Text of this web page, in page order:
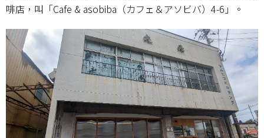
啡店，叫「Cafe & asobiba（カフェ＆アソビバ）4-6」。